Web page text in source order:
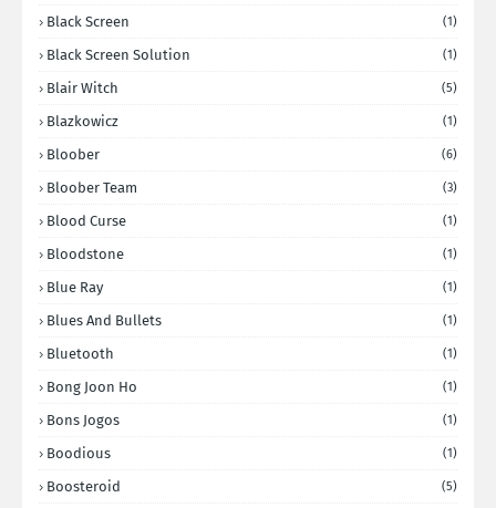
Black Screen (1)
Black Screen Solution (1)
Blair Witch (5)
Blazkowicz (1)
Bloober (6)
Bloober Team (3)
Blood Curse (1)
Bloodstone (1)
Blue Ray (1)
Blues And Bullets (1)
Bluetooth (1)
Bong Joon Ho (1)
Bons Jogos (1)
Boodious (1)
Boosteroid (5)